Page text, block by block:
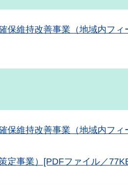
保維持改善事業（地域内フ
保維持改善事業（地域内フ
定事業）[PDFファイル／